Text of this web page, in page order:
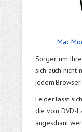
Mac
Sorgen um
sich auch nicht
jedem
Leider lässt
die vom DVD-
angeschaut